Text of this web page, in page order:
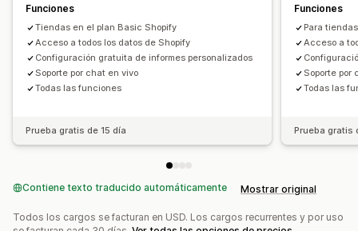
Análisis históricos
Cronogramas de informes
Notificaciones
Cumplimiento con RGPD
Deducciones fiscales
Actualizaciones de existencias
Múltiples monedas
Multicanal
Sincronización de datos automatizada
Precios Mapeo del impuesto sobre las ventas
Resolución de errores
Importación de datos históricos
Funciones
Tiendas en el plan Basic Shopify
Acceso a todos los datos de Shopify
Configuración gratuita de informes personalizados
Soporte por chat en vivo
Todas las funciones
Prueba gratis de 15 día
Funciones
Para
Acceso a
Soporte por
Todas las
Prueba gratis
Contiene texto traducido automáticamente Mostrar original
Todos los cargos se facturan en USD. Los cargos recurrentes y por uso